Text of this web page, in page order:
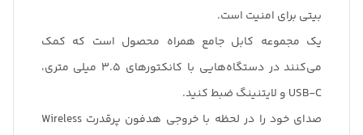
بیتی برای امنیت است.
یک مجموعه کابل جامع همراه محصول است که کمک
می‌کنند در دستگاه‌هایی با کانکتورهای 3.5 میلی متری،
USB-C و لایتنینگ ضبط کنید.
صدای خود را در لحظه با خروجی هدفون پرقدرت Wireless